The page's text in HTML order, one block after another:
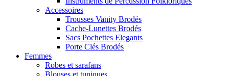
Accessoires
Trousses Vanity Brodés
Cache-Lunettes Brodés
Sacs Pochettes Elegants
Porte Clés Brodés
Femmes
Robes et sarafans